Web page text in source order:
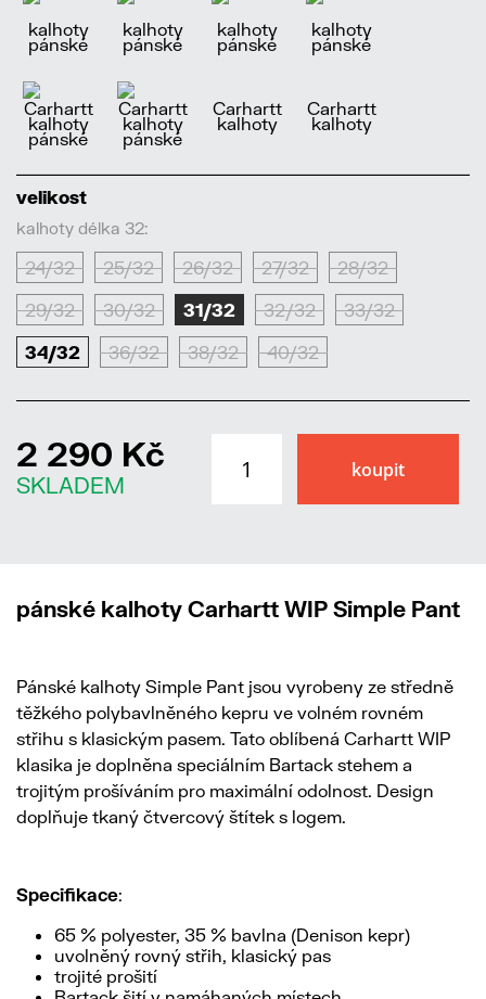
velikost
kalhoty délka 32:
24/32 25/32 26/32 27/32 28/32
29/32 30/32 31/32 32/32 33/32
34/32 36/32 38/32 40/32
2 290 Kč
SKLADEM
pánské kalhoty Carhartt WIP Simple Pant
Pánské kalhoty Simple Pant jsou vyrobeny ze středně
těžkého polybavlněného kepru ve volném rovném
střihu s klasickým pasem. Tato oblíbená Carhartt WIP
klasika je doplněna speciálním Bartack stehem a
trojitým prošíváním pro maximální odolnost. Design
doplňuje tkaný čtvercový štítek s logem.
Specifikace:
65 % polyester, 35 % bavlna (Denison kepr)
uvolněný rovný střih, klasický pas
trojité prošití